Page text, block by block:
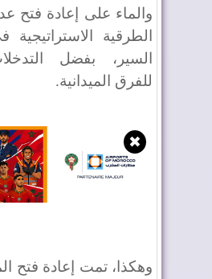
والماء على إعادة فتح
الطرقية
السير، بفضل
للفرق الميدانية.
✖
وهكذا، تمت إعادة فتح